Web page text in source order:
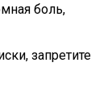
боль,
запретите